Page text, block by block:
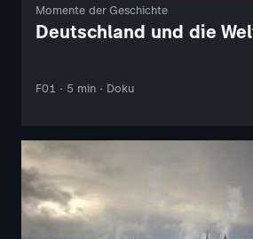
Momente der Geschichte
Deutschland und die
F01 · 5 min · Doku